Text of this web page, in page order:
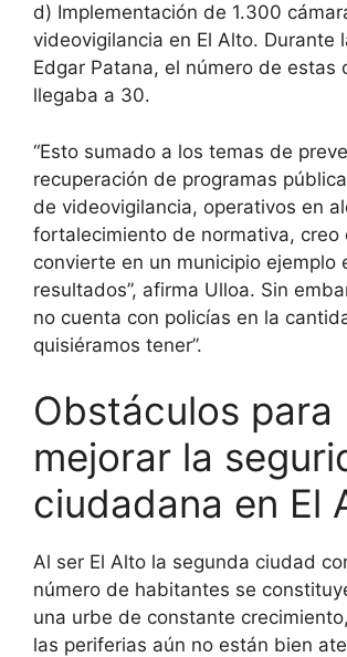
d) Implementación de 1.300
videovigilancia en El Alto. Durante
Edgar Patana, el número de estas
llegaba a 30.
“Esto sumado a los temas de
recuperación de programas
de videovigilancia, operativos en
fortalecimiento de normativa, creo
convierte en un municipio ejemplo
resultados”, afirma Ulloa. Sin
no cuenta con policías en la
quisiéramos tener”.
Obstáculos para
mejorar la
ciudadana en El
Al ser El Alto la segunda ciudad
número de habitantes se
una urbe de constante
las periferias aún no están bien